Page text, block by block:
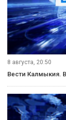
8 августа, 20:50
Вести Калмыкия.